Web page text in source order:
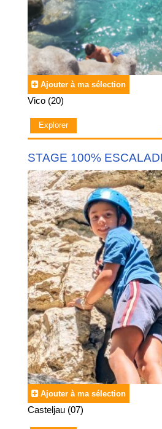
Ajouter à ma sélection
Vico (20)
Explorer
STAGE 100%
Ajouter à ma sélection
Casteljau (07)